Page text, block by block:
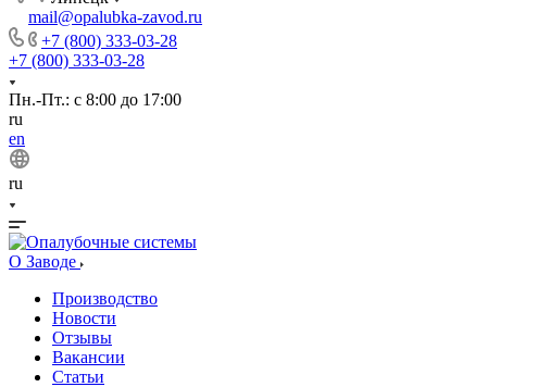
mail@opalubka-zavod.ru
+7 (800) 333-03-28
+7 (800) 333-03-28
Пн.-Пт.: с 8:00 до 17:00
ru
en
ru
О Заводе
Производство
Новости
Отзывы
Вакансии
Статьи